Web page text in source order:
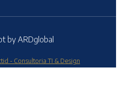
by ARDglobal
- Consultoria TI & Design